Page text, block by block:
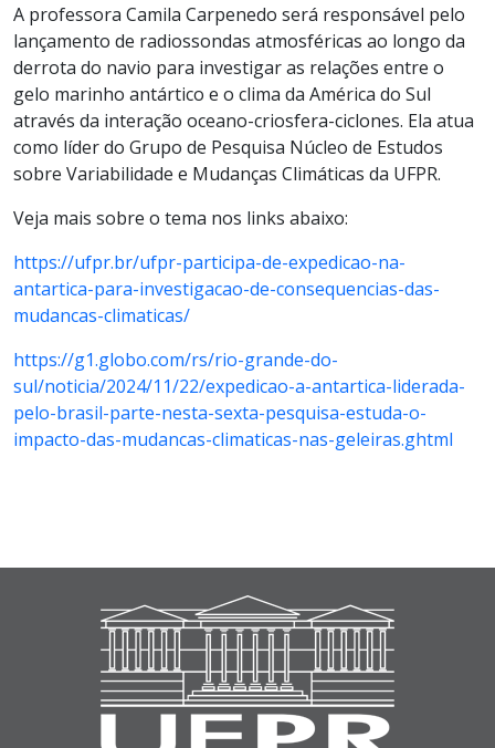
A professora Camila Carpenedo será responsável pelo
lançamento de radiossondas atmosféricas ao longo da
derrota do navio para investigar as relações entre o
gelo marinho antártico e o clima da América do Sul
através da interação oceano-criosfera-ciclones. Ela atua
como líder do Grupo de Pesquisa Núcleo de Estudos
sobre Variabilidade e Mudanças Climáticas da UFPR.
Veja mais sobre o tema nos links abaixo:
https://ufpr.br/ufpr-participa-de-expedicao-na-
antartica-para-investigacao-de-consequencias-das-
mudancas-climaticas/
https://g1.globo.com/rs/rio-grande-do-
sul/noticia/2024/11/22/expedicao-a-antartica-liderada-
pelo-brasil-parte-nesta-sexta-pesquisa-estuda-o-
impacto-das-mudancas-climaticas-nas-geleiras.ghtml